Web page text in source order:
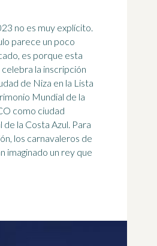
no es muy explícito.
parece un poco
es porque esta
la inscripción
de Niza en la Lista
Mundial de la
como ciudad
la Costa Azul. Para
los carnavaleros de
imaginado un rey que